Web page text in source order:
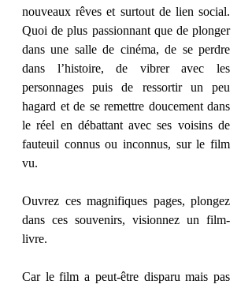
nouveaux rêves et surtout de lien social.
Quoi de plus passionnant que de plonger
dans une salle de cinéma, de se perdre
dans l’histoire, de vibrer avec les
personnages puis de ressortir un peu
hagard et de se remettre doucement dans
le réel en débattant avec ses voisins de
fauteuil connus ou inconnus, sur le film
vu.
Ouvrez ces magnifiques pages, plongez
dans ces souvenirs, visionnez un film-
livre.
Car le film a peut-être disparu mais pas